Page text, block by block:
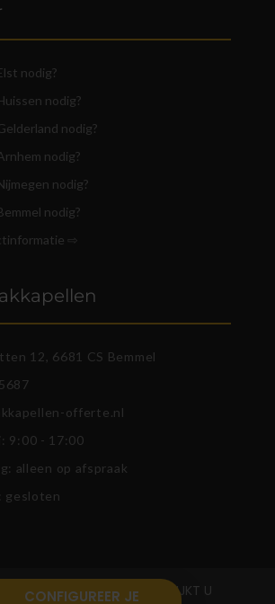
nodig?
nodig?
nodig?
nodig?
nodig?
nodig?
⇨
12, 6681 CS Bemmel
offerte.nl
9:00 - 17:00
alleen op afspraak
gesloten
. VOOR KOZIJNEN KIJKT U
CONFIGUREER JE